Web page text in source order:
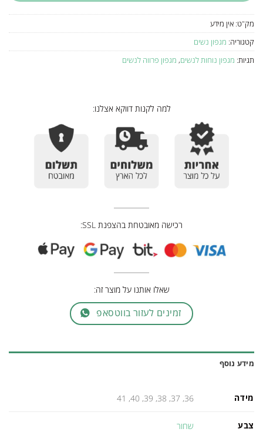
מק"ט: אין מידע
קטגוריה: מגפון נשים
תגיות: מגפון נוחות לנשים, מגפון פרווה לנשים
למה לקנות דווקא אצלנו:
רכישה מאובטחת בהצפנת SSL:
שאלו אותנו על מוצר זה:
זמינים לעזור בווטסאפ
מידע נוסף
מידה 36, 37, 38, 39, 40, 41
צבע שחור